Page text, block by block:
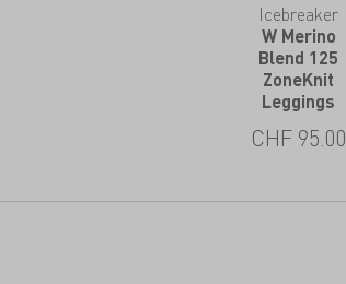
Icebreaker
W Merino
Blend 125
ZoneKnit
Leggings
CHF 95.00